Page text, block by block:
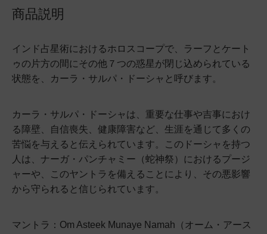
商品説明
インド占星術におけるホロスコープで、ラーフとケート
ゥの片方の間にその他７つの惑星が閉じ込められている
状態を、カーラ・サルパ・ドーシャと呼びます。
カーラ・サルパ・ドーシャは、重要な仕事や吉事におけ
る障壁、自信喪失、健康障害など、生涯を通じて多くの
苦悩を与えると伝えられています。このドーシャを持つ
人は、ナーガ・パンチャミー（蛇神祭）におけるプージ
ャーや、このヤントラを備えることにより、その悪影響
から守られると信じられています。
マントラ：Om Asteek Munaye Namah（オーム・アース